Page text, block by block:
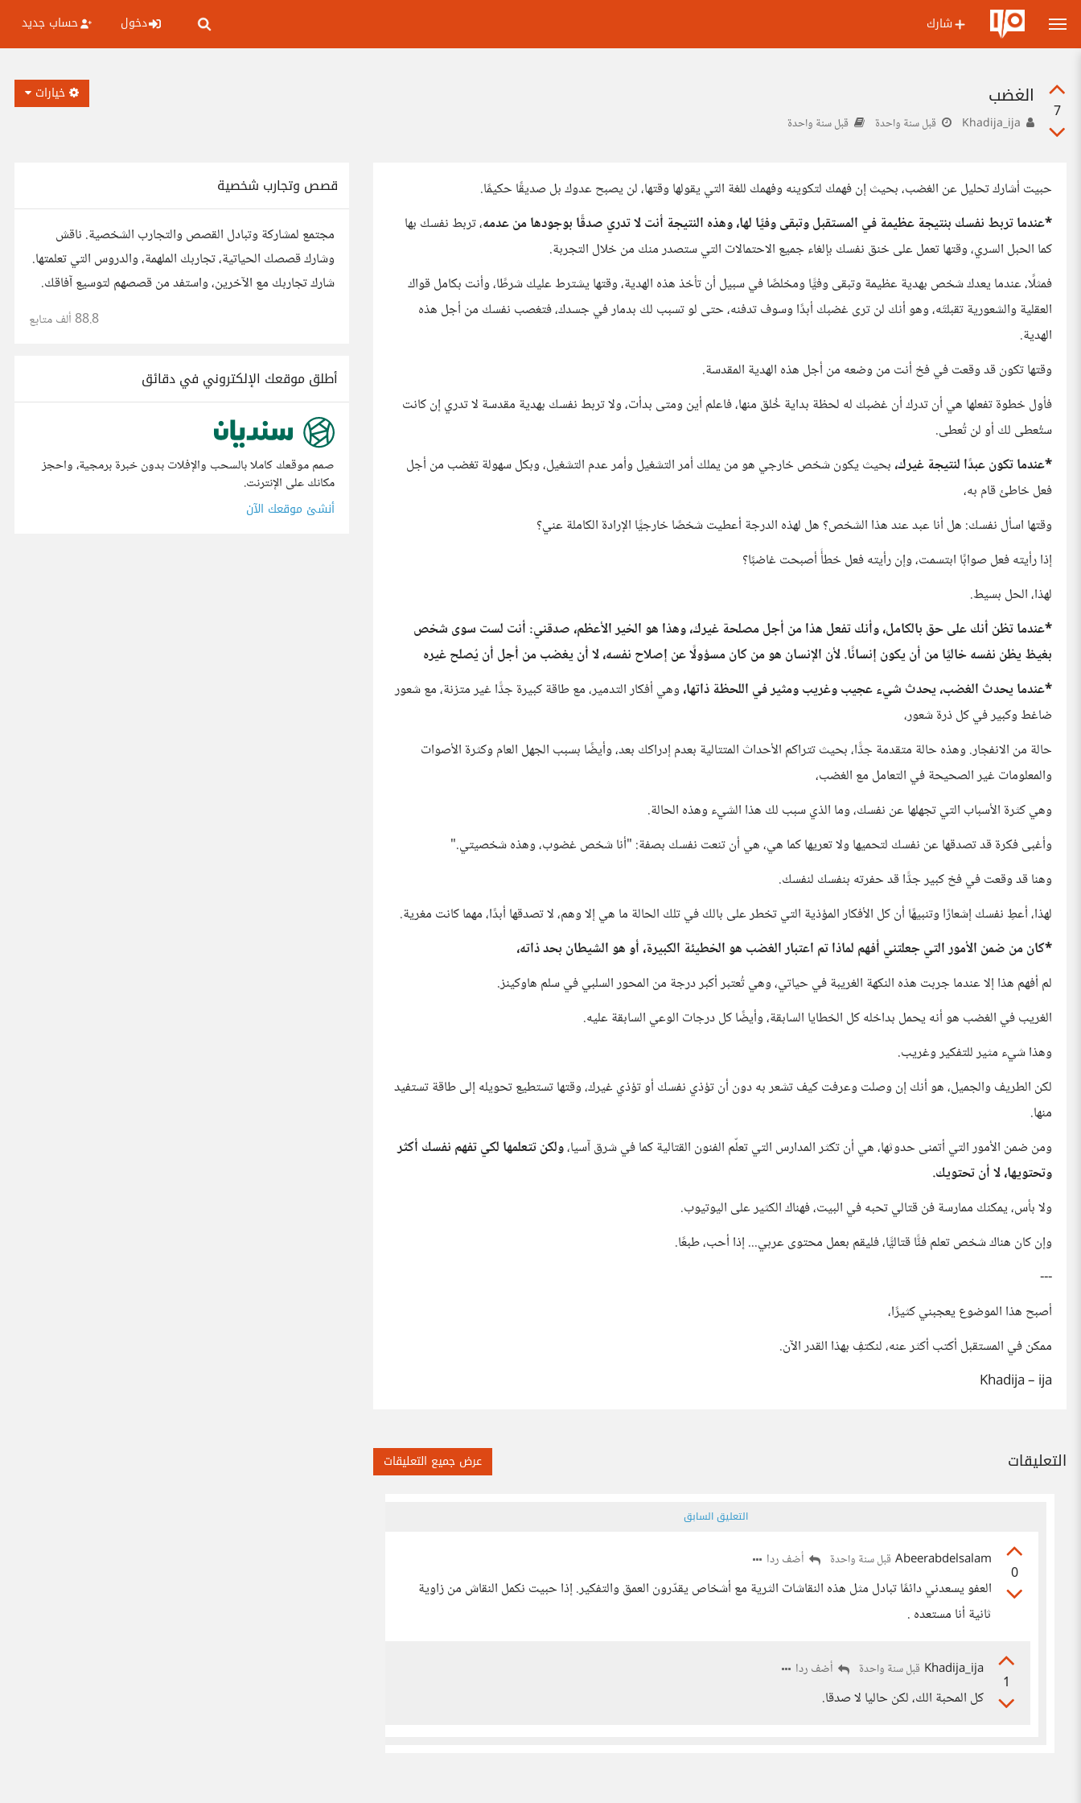
شارك دخول حساب جديد
7
الغضب
قبل سنة واحدة قبل سنة واحدة
خيارات
حبيت أشارك تحليل عن الغضب، بحيث إن فهمك لتكوينه وفهمك للغة التي يقولها وقتها، لن يصبح عدوك بل صديقًا حكيمًا.
*عندما تربط نفسك بنتيجة عظيمة في المستقبل وتبقى وفيًّا لها، وهذه النتيجة أنت لا تدري صدقًا بوجودها من عدمه، تربط نفسك بها
كما الحبل السري، وقتها تعمل على خنق نفسك بإلغاء جميع الاحتمالات التي ستصدر منك من خلال التجربة.
فمثلًا، عندما يعدك شخص بهدية عظيمة وتبقى وفيًّا ومخلصًا في سبيل أن تأخذ هذه الهدية، وقتها يشترط عليك شرطًا، وأنت بكامل قواك
العقلية والشعورية تقبلتَه، وهو أنك لن ترى غضبك أبدًا وسوف تدفنه، حتى لو تسبب لك بدمار في جسدك، فتغصب نفسك من أجل هذه
الهدية.
وقتها تكون قد وقعت في فخ أنت من وضعه من أجل هذه الهدية المقدسة.
فأول خطوة تفعلها هي أن تدرك أن غضبك له لحظة بداية خُلق منها، فاعلم أين ومتى بدأت، ولا تربط نفسك بهدية مقدسة لا تدري إن كانت
ستُعطى لك أو لن تُعطى.
*عندما تكون عبدًا لنتيجة غيرك، بحيث يكون شخص خارجي هو من يملك أمر التشغيل وأمر عدم التشغيل، وبكل سهولة تغضب من أجل
فعل خاطئ قام به،
وقتها اسأل نفسك: هل أنا عبد عند هذا الشخص؟ هل لهذه الدرجة أعطيت شخصًا خارجيًّا الإرادة الكاملة عني؟
إذا رأيته فعل صوابًا ابتسمت، وإن رأيته فعل خطأً أصبحت غاضبًا؟
لهذا، الحل بسيط.
*عندما تظن أنك على حق بالكامل، وأنك تفعل هذا من أجل مصلحة غيرك، وهذا هو الخير الأعظم، صدقني: أنت لست سوى شخص
بغيظ يظن نفسه خاليًا من أن يكون إنسانًا. لأن الإنسان هو من كان مسؤولًا عن إصلاح نفسه، لا أن يغضب من أجل أن يُصلح غيره
*عندما يحدث الغضب، يحدث شيء عجيب وغريب ومثير في اللحظة ذاتها، وهي أفكار التدمير، مع طاقة كبيرة جدًّا غير متزنة، مع شعور
ضاغط وكبير في كل ذرة شعور،
حالة من الانفجار. وهذه حالة متقدمة جدًّا، بحيث تتراكم الأحداث المتتالية بعدم إدراكك بعد، وأيضًا بسبب الجهل العام وكثرة الأصوات
والمعلومات غير الصحيحة في التعامل مع الغضب،
وهي كثرة الأسباب التي تجهلها عن نفسك، وما الذي سبب لك هذا الشيء وهذه الحالة.
وأغبى فكرة قد تصدقها عن نفسك لتحميها ولا تعريها كما هي، هي أن تنعت نفسك بصفة: "أنا شخص غضوب، وهذه شخصيتي."
وهنا قد وقعت في فخ كبير جدًّا قد حفرته بنفسك لنفسك.
لهذا، أعطِ نفسك إشعارًا وتنبيهًا أن كل الأفكار المؤذية التي تخطر على بالك في تلك الحالة ما هي إلا وهم، لا تصدقها أبدًا، مهما كانت مغرية.
*كان من ضمن الأمور التي جعلتني أفهم لماذا تم اعتبار الغضب هو الخطيئة الكبيرة، أو هو الشيطان بحد ذاته،
لم أفهم هذا إلا عندما جربت هذه النكهة الغريبة في حياتي، وهي تُعتبر أكبر درجة من المحور السلبي في سلم هاوكينز.
الغريب في الغضب هو أنه يحمل بداخله كل الخطايا السابقة، وأيضًا كل درجات الوعي السابقة عليه.
وهذا شيء مثير للتفكير وغريب.
لكن الطريف والجميل، هو أنك إن وصلت وعرفت كيف تشعر به دون أن تؤذي نفسك أو تؤذي غيرك، وقتها تستطيع تحويله إلى طاقة تستفيد
منها.
ومن ضمن الأمور التي أتمنى حدوثها، هي أن تكثر المدارس التي تعلّم الفنون القتالية كما في شرق آسيا،ولكن تتعلمها لكي تفهم نفسك أكثر
وتحتويها، لا أن تحتويك.
ولا بأس، يمكنك ممارسة فن قتالي تحبه في البيت، فهناك الكثير على اليوتيوب.
وإن كان هناك شخص تعلم فنًّا قتاليًّا، فليقم بعمل محتوى عربي... إذا أحب، طبعًا.
---
أصبح هذا الموضوع يعجبني كثيرًا،
ممكن في المستقبل أكتب أكثر عنه، لنكتفِ بهذا القدر الآن.
Khadija – ija
التعليقات عرض جميع التعليقات
التعليق السابق
0
Abeerabdelsalam قبل سنة واحدة أضف ردا
العفو يسعدني دائمًا تبادل مثل هذه النقاشات الثرية مع أشخاص يقدّرون العمق والتفكير. إذا حبيت نكمل النقاش من زاوية
ثانية أنا مستعده .
1
Khadija_ija قبل سنة واحدة أضف ردا
كل المحبة الك، لكن حاليا لا صدقا.
قصص وتجارب شخصية
مجتمع لمشاركة وتبادل القصص والتجارب الشخصية. ناقش
وشارك قصصك الحياتية، تجاربك الملهمة، والدروس التي تعلمتها.
شارك تجاربك مع الآخرين، واستفد من قصصهم لتوسيع آفاقك.
88.8 ألف متابع
أطلق موقعك الإلكتروني في دقائق
صمم موقعك كاملا بالسحب والإفلات بدون خبرة برمجية، واحجز
مكانك على الإنترنت.
أنشئ موقعك الآن